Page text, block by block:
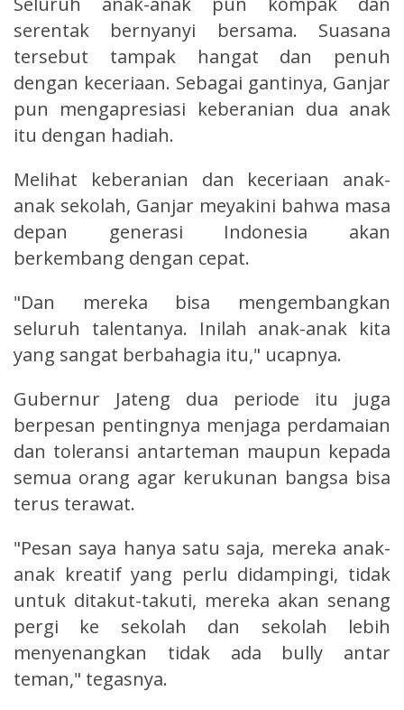
serentak bernyanyi bersama. Suasana
tersebut tampak hangat dan penuh
dengan keceriaan. Sebagai gantinya, Ganjar
pun mengapresiasi keberanian dua anak
itu dengan hadiah.
Melihat keberanian dan keceriaan anak-
anak sekolah, Ganjar meyakini bahwa masa
depan generasi Indonesia akan
berkembang dengan cepat.
"Dan mereka bisa mengembangkan
seluruh talentanya. Inilah anak-anak kita
yang sangat berbahagia itu," ucapnya.
Gubernur Jateng dua periode itu juga
berpesan pentingnya menjaga perdamaian
dan toleransi antarteman maupun kepada
semua orang agar kerukunan bangsa bisa
terus terawat.
"Pesan saya hanya satu saja, mereka anak-
anak kreatif yang perlu didampingi, tidak
untuk ditakut-takuti, mereka akan senang
pergi ke sekolah dan sekolah lebih
menyenangkan tidak ada bully antar
teman," tegasnya.